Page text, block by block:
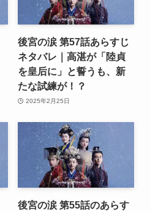
後宮の涙 第57話あらすじ
ネタバレ｜高湛が「陸貞
を皇后に」と誓うも、新
たな試練が！？
2025年2月25日
後宮の涙 第55話のあらす